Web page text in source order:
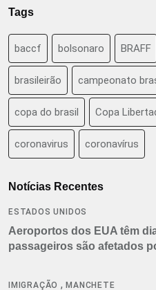
Tags
baccf bolsonaro BRAFF
brasileirão campeonato
copa do brasil Copa
coronavirus coronavírus
Notícias Recentes
ESTADOS UNIDOS
Aeroportos dos EUA têm
passageiros são afetados
IMIGRAÇÃO ,MANCHETE